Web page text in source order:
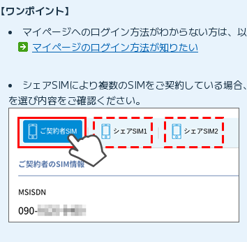
【ワンポイント】
マイページへのログイン方法がわからない方は、
マイページのログイン方法が知りたい
シェアSIMにより複数のSIMをご契約している場
を選び内容をご確認ください。